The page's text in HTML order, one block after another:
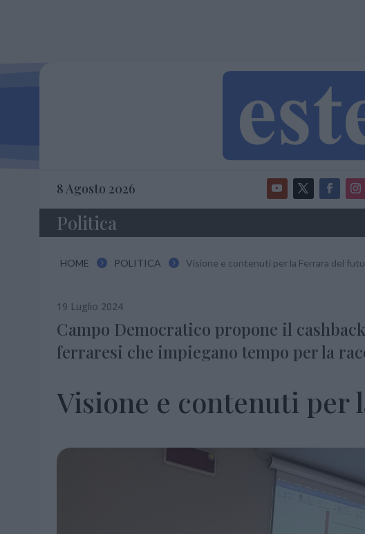
8 Agosto 2026
Politica
HOME  POLITICA  Visione e contenuti per la Ferrara del
19 Luglio 2024
Campo Democratico propone il
ferraresi che impiegano tempo per la
Visione e contenuti per